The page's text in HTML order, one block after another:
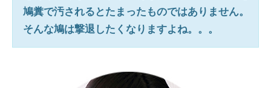
鳩糞で汚されるとたまったものではありません。
そんな鳩は撃退したくなりますよね。。。